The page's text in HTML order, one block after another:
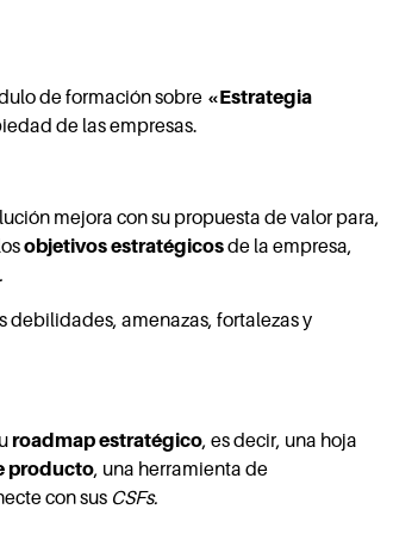
de formación sobre «Estrategia
de las empresas.
mejora con su propuesta de valor para,
objetivos estratégicosde la empresa,
debilidades, amenazas, fortalezas y
roadmap estratégico, es decir, una hoja
producto, una herramienta de
con sus CSFs.